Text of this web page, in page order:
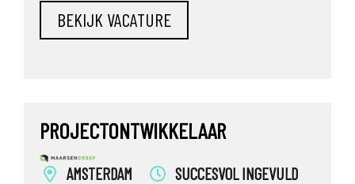
Vastgoed & Ontwikkeling die strategisch
richting gaat geven aan de
PROJECTONTWIKKELAAR
AMSTERDAM
SUCCESVOL INGEVULD